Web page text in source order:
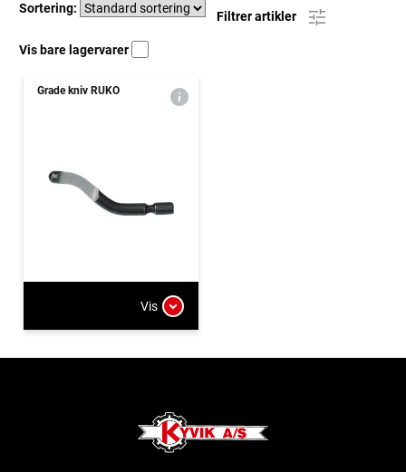
Sortering:
Filtrer artikler
Vis bare lagervarer
Grade kniv RUKO
Vis